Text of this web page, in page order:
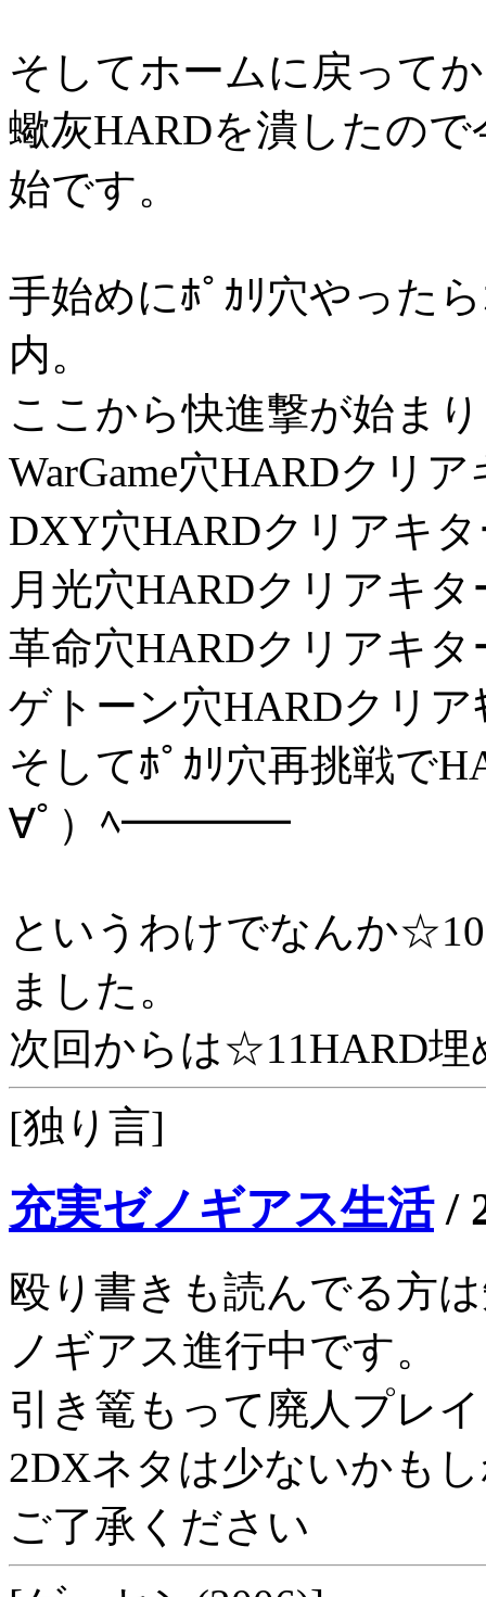
そしてホームに戻って
蠍灰HARDを潰したの
始です。
手始めにﾎﾟｶﾘ穴やった
内。
ここから快進撃が始ま
WarGame穴HARDクリ
DXY穴HARDクリアキ
月光穴HARDクリアキ
革命穴HARDクリアキ
ゲトーン穴HARDク
そしてﾎﾟｶﾘ穴再挑戦
∀ﾟ）ﾍ━━━━
というわけでなんか
ました。
次回からは☆11HARD
[独り言]
充実ゼノギアス生活/
殴り書きも読んでる方
ノギアス進行中です。
引き篭もって廃人プレ
2DXネタは少ないかも
ご了承ください